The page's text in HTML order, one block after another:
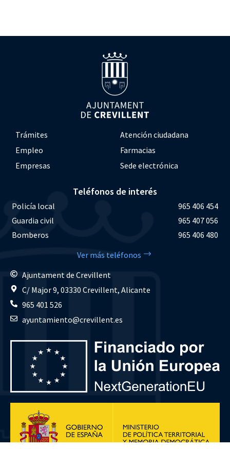
Trámites
Atención ciudadana
Empleo
Farmacias
Empresas
Sede electrónica
Teléfonos de interés
Policía local
965 406 454
Guardia civil
965 407 056
Bomberos
965 406 480
Ver más teléfonos
Ajuntament de Crevillent
C/ Major 9, 03330 Crevillent, Alicante
965 401 526
ayuntamiento@crevillent.es